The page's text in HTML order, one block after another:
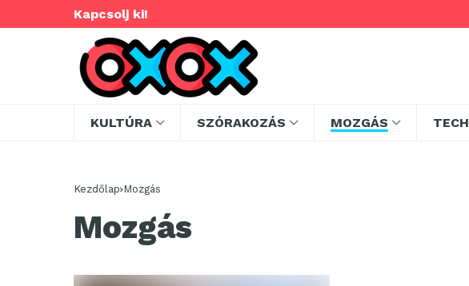
Kapcsolj ki!
KULTÚRA SZÓRAKOZÁS MOZGÁS TECH
Kezdőlap Mozgás
Mozgás